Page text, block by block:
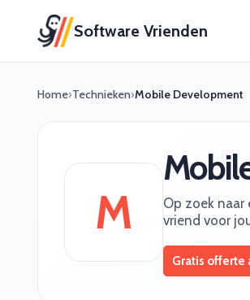
Software Vrienden
Home›Technieken›Mobile Development
M
Op zoek naar
vriend voor
Gratis offerte